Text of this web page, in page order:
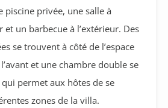
piscine privée, une salle à
un barbecue à l’extérieur. Des
se trouvent à côté de l’espace
et une chambre double se
qui permet aux hôtes de se
zones de la villa.